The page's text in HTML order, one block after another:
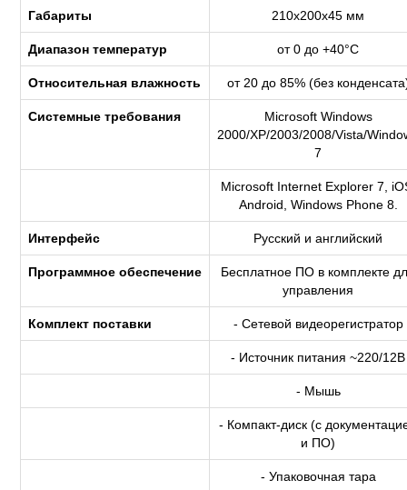
Габариты 210х200х45 мм
Диапазон температур от 0 до +40°С
Относительная влажность от 20 до 85% (без
Системные требования
Microsoft Windows
2000/XP/2003/2008/Vista/
7
Microsoft Internet Explorer 7,
Android, Windows Phone 8.
Интерфейс Русский и английский
Программное обеспечение
Бесплатное ПО в комплекте
управления
Комплект поставки - Сетевой видеорегистратор
- Источник питания ~220/12В
- Мышь
- Компакт-диск (с
и ПО)
- Упаковочная тара